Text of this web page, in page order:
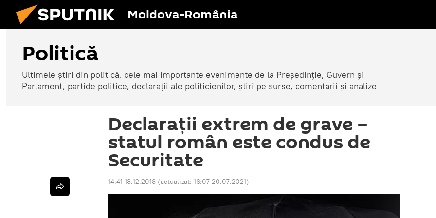
Moldova-România
Politică
Ultimele știri din politică, cele mai importante evenimente de la Președinție, Guvern și
Parlament, partide politice, declarații ale politicienilor, știri pe surse, comentarii și analize
Declarații extrem de grave –
statul român este condus de
Securitate
14:41 13.12.2018 (actualizat: 16:07 20.07.2021)